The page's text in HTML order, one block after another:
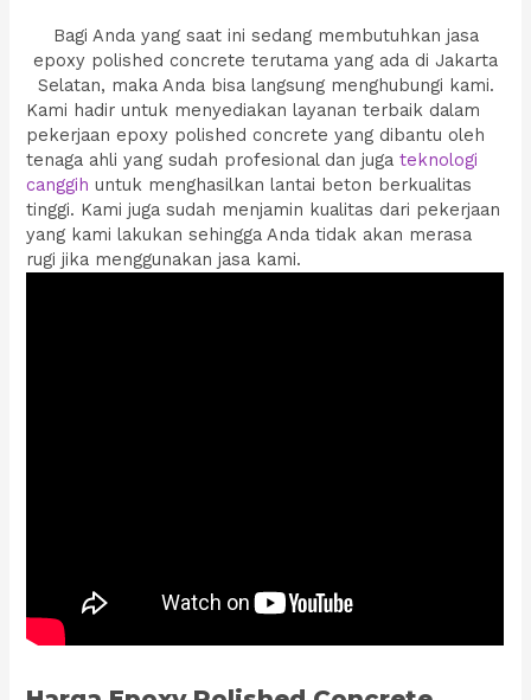
Bagi Anda yang saat ini sedang membutuhkan jasa
epoxy polished concrete terutama yang ada di Jakarta
Selatan, maka Anda bisa langsung menghubungi kami.
Kami hadir untuk menyediakan layanan terbaik dalam
pekerjaan epoxy polished concrete yang dibantu oleh
tenaga ahli yang sudah profesional dan jugateknologi
canggih untuk menghasilkan lantai beton berkualitas
tinggi. Kami juga sudah menjamin kualitas dari pekerjaan
yang kami lakukan sehingga Anda tidak akan merasa
rugi jika menggunakan jasa kami.